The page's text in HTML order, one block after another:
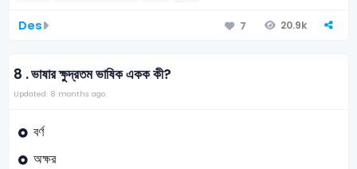
Des 7 20.9k
8 .ভাষার ক্ষুদ্রতম ভাষিক একক কী?
Updated: 8 months ago
বর্ণ
অক্ষর